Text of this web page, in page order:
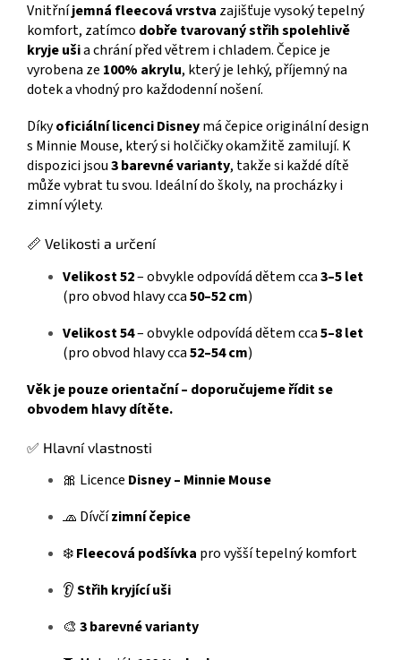
Vnitřníjemná fleecová vrstva zajišťuje vysoký tepelný
komfort, zatímco dobře tvarovaný střih spolehlivě
kryje ušia chrání před větrem i chladem. Čepice je
vyrobena ze 100% akrylu, který je lehký, příjemný na
dotek a vhodný pro každodenní nošení.
Díkyoficiální licenci Disneymá čepice originální design
s Minnie Mouse, který si holčičky okamžitě zamilují. K
dispozici jsou3 barevné varianty, takže si každé dítě
může vybrat tu svou. Ideální do školy, na procházky i
zimní výlety.
📏 Velikosti a určení
Velikost 52– obvykle odpovídá dětem cca3–5 let
(pro obvod hlavy cca50–52 cm)
Velikost 54– obvykle odpovídá dětem cca5–8 let
(pro obvod hlavy cca52–54 cm)
Věk je pouze orientační – doporučujeme řídit se
obvodem hlavy dítěte.
✅ Hlavní vlastnosti
🎀 Licence Disney – Minnie Mouse
🧢 Dívčízimní čepice
❄️Fleecová podšívka pro vyšší tepelný komfort
👂Střih kryjící uši
🎨 3 barevné varianty